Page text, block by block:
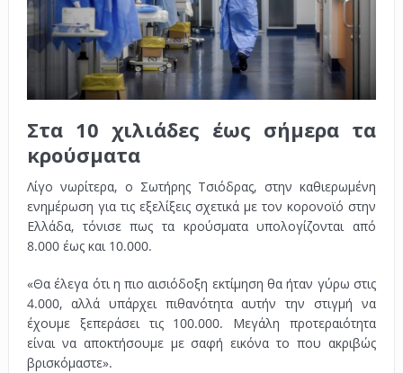
Στα 10 χιλιάδες έως σήμερα τα
κρούσματα
Λίγο νωρίτερα, ο Σωτήρης Τσιόδρας, στην καθιερωμένη
ενημέρωση για τις εξελίξεις σχετικά με τον κορονοϊό στην
Ελλάδα, τόνισε πως τα κρούσματα υπολογίζονται από
8.000 έως και 10.000.
«Θα έλεγα ότι η πιο αισιόδοξη εκτίμηση θα ήταν γύρω στις
4.000, αλλά υπάρχει πιθανότητα αυτήν την στιγμή να
έχουμε ξεπεράσει τις 100.000. Μεγάλη προτεραιότητα
είναι να αποκτήσουμε με σαφή εικόνα το που ακριβώς
βρισκόμαστε».